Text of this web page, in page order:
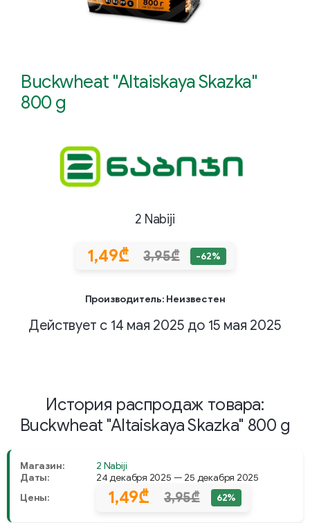
Buckwheat "Altaiskaya Skazka"
800 g
2 Nabiji
1,49₾ 3,95₾ -62%
Производитель: Неизвестен
Действует с 14 мая 2025 до 15 мая 2025
История распродаж товара:
Buckwheat "Altaiskaya Skazka" 800 g
Магазин:
2 Nabiji
Даты:
24 декабря 2025 — 25 декабря 2025
Цены:
1,49₾ 3,95₾ 62%